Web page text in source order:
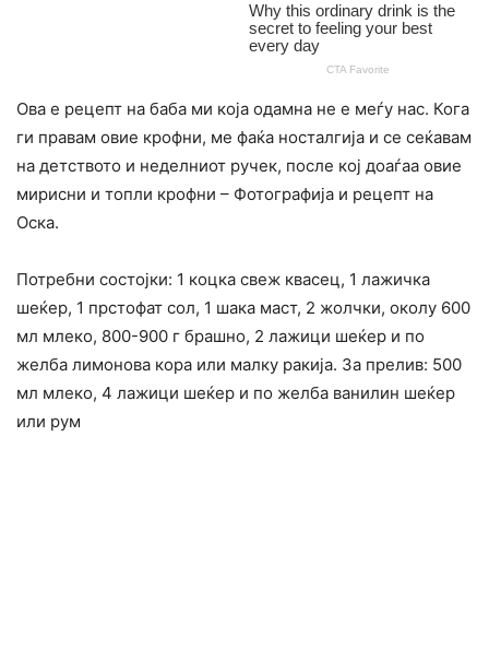
Ова е рецепт на баба ми која одамна не е меѓу нас. Кога
ги правам овие крофни, ме фаќа носталгија и се сеќавам
на детството и неделниот ручек, после кој доаѓаа овие
мирисни и топли крофни – Фотографија и рецепт на
Оска.
Потребни состојки: 1 коцка свеж квасец, 1 лажичка
шеќер, 1 прстофат сол, 1 шака маст, 2 жолчки, околу 600
мл млеко, 800-900 г брашно, 2 лажици шеќер и по
желба лимонова кора или малку ракија. За прелив: 500
мл млеко, 4 лажици шеќер и по желба ванилин шеќер
или рум